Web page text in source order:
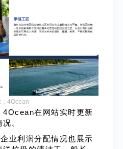
：4Ocean
4Ocean在网站实时更新
。
业利润分配情况也展示